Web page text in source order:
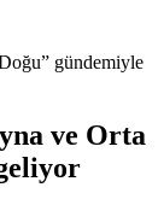
gündemiyle
ve Orta